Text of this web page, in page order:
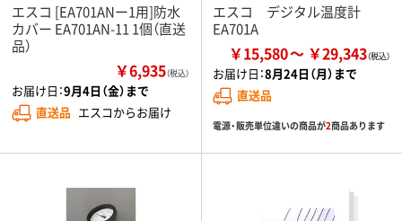
エスコ [EA701ANー1用]防水
カバー EA701AN-11 1個（直送
品）
￥6,935（税込）
お届け日：9月4日（金）まで
直送品 エスコからお届け
エスコ デジタル温度計
EA701A
￥15,580 ￥29,343
お届け日：8月24日（月）まで
直送品
電源・販売単位違いの商品が2商品あります